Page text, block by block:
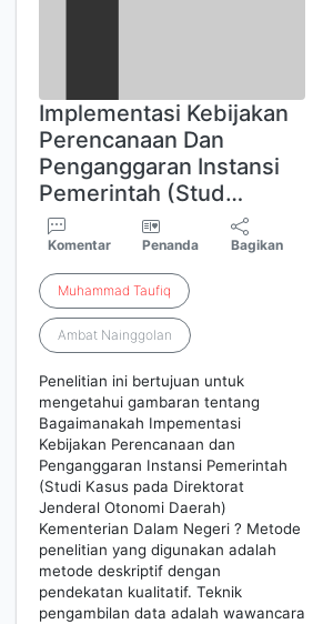
Implementasi Kebijakan
Perencanaan Dan
Penganggaran Instansi
Pemerintah (Stud…
Komentar Penanda Bagikan
Muhammad Taufiq
Ambat Nainggolan
Penelitian ini bertujuan untuk
mengetahui gambaran tentang
Bagaimanakah Impementasi
Kebijakan Perencanaan dan
Penganggaran Instansi Pemerintah
(Studi Kasus pada Direktorat
Jenderal Otonomi Daerah)
Kementerian Dalam Negeri ? Metode
penelitian yang digunakan adalah
metode deskriptif dengan
pendekatan kualitatif. Teknik
pengambilan data adalah wawancara